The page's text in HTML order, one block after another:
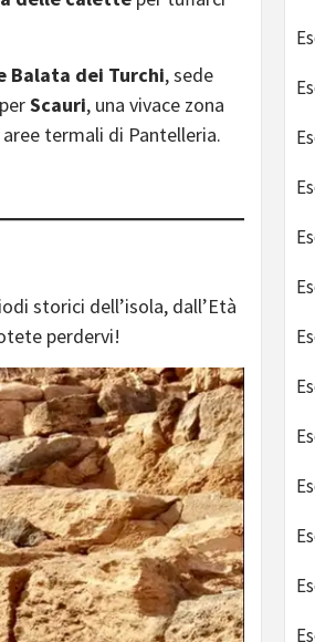
Balata dei Turchi, sede
Scauri, una vivace zona
termali di Pantelleria.
storici dell’isola, dall’Età
perdervi!